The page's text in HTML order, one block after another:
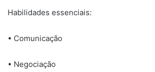
Habilidades essenciais:
• Comunicação
• Negociação